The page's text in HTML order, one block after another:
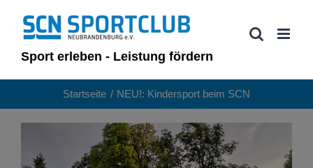
Inhalt
springenSport erleben - Leistung fördern
Startseite NEU!: Kindersport beim SCN